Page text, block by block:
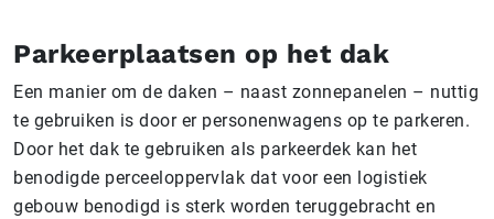
Parkeerplaatsen op het dak
Een manier om de daken – naast zonnepanelen – nuttig
te gebruiken is door er personenwagens op te parkeren.
Door het dak te gebruiken als parkeerdek kan het
benodigde perceeloppervlak dat voor een logistiek
gebouw benodigd is sterk worden teruggebracht en